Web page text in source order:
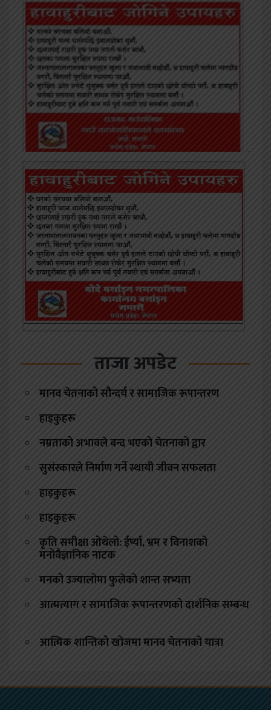
ताजा अपडेट
मानव चेतनाको सौन्दर्य र सामाजिक रूपान्तरण
हाइकुहरू
नम्रताको अभावले बन्द भएको चेतनाको द्वार
सुसंस्कारले निर्माण गर्ने स्थायी जीवन सफलता
हाइकुहरू
हाइकुहरू
कृति समीक्षा ओथेलो: ईर्ष्या, भ्रम र विनाशको
मनोवैज्ञानिक नाटक
मनको उज्यालोमा फुलेको शान्त सभ्यता
आत्मत्याग र सामाजिक रूपान्तरणको दार्शनिक सम्बन्ध
आत्मिक शान्तिको खोजमा मानव चेतनाको यात्रा